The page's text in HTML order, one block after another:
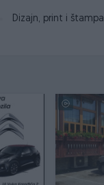
Dizajn, print i štampa